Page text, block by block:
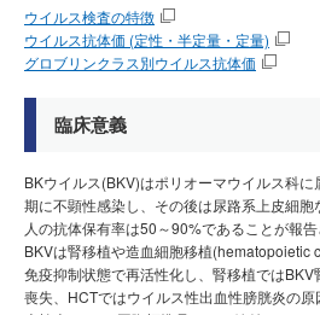
ウイルス検査の特徴
ウイルス抗体価 (定性・半定量・定量)
グロブリンクラス別ウイルス抗体価
臨床意義
BKウイルス(BKV)はポリオーマウイルス科
期に不顕性感染し、その後は尿路系上皮細
人の抗体保有率は50～90%であることが報告
BKVは腎移植や造血細胞移植(hematopoietic
免疫抑制状態で再活性化し、腎移植では
喪失、HCTではウイルス性出血性膀胱炎の原